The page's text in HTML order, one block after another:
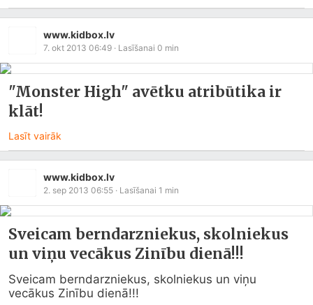
www.kidbox.lv
7. okt 2013 06:49 · Lasīšanai 0 min
"Monster High" avētku atribūtika ir
klāt!
Lasīt vairāk
www.kidbox.lv
2. sep 2013 06:55 · Lasīšanai 1 min
Sveicam berndarzniekus, skolniekus
un viņu vecākus Zinību dienā!!!
Sveicam berndarzniekus, skolniekus un viņu
vecākus Zinību dienā!!!